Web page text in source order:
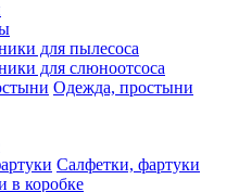
для пылесоса
для слюноотсоса
Одежда, простыни
Салфетки, фартуки
в коробке